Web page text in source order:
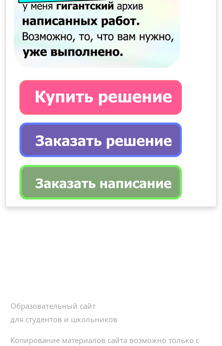
Образовательный сайт
для студентов и школьников
Копирование материалов сайта возможно только с